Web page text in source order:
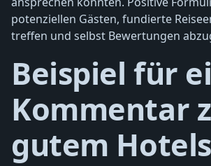
potenziellen Gästen, fundierte
treffen und selbst Bewertungen
Beispiel für
Kommentar
gutem